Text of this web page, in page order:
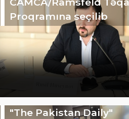
Proqramına seçilib
"The Pakistan Daily"